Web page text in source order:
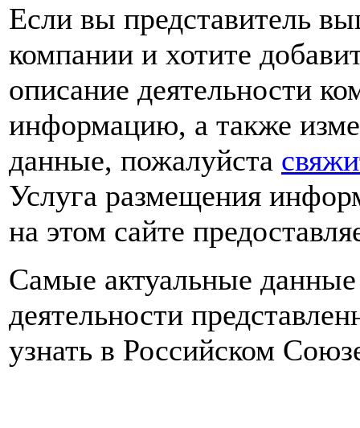
Если вы представитель
компании и хотите
описание деятельности
информацию, а также
данные, пожалуйста
Услуга размещения
на этом сайте
Самые актуальные
деятельности
узнать в Российском